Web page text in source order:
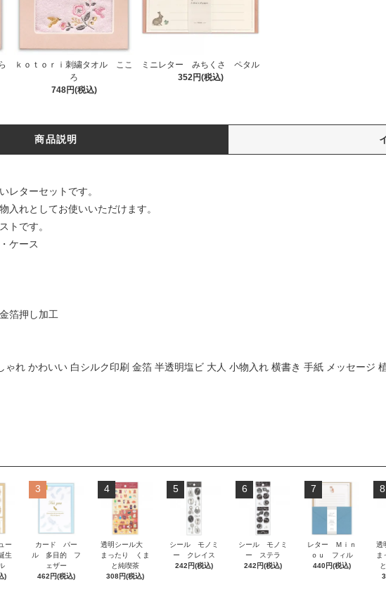
ｋｏｔｏｒｉ刺繍タオル ここ
ろ
748円(税込)
ミニレター みちくさ ペタル
352円(税込)
商品説明
レターセットです。
入れとしてお使いいただけます。
トです。
ケース
箔押し加工
ゃれ かわいい 白シルク印刷 金箔 半透明塩ビ 大人 小物入れ 横書き 手紙 メッセージ
ー
生
)
3
カード パー
ル 多目的 フ
ェザー
462円(税込)
4
透明シール大
まったり くま
と純喫茶
308円(税込)
5
シール モノミ
ー クレイス
242円(税込)
6
シール モノミ
ー ステラ
242円(税込)
7
レター Ｍｉｎ
ｏｕ フィル
440円(税込)
8
透